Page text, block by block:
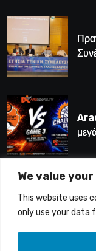
We value
This website uses
only use your data